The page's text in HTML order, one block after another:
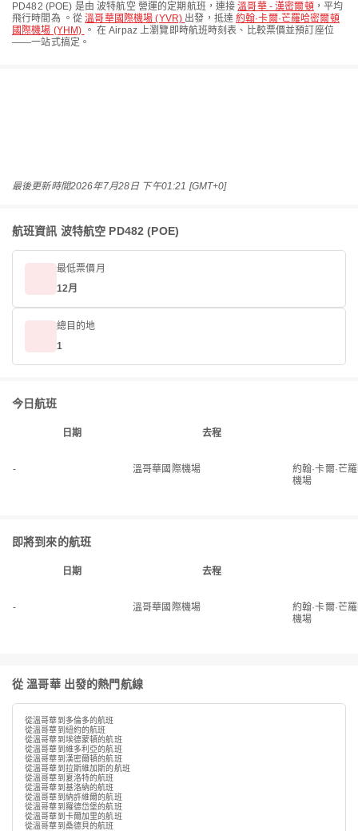
PD482 (POE) 是由波特航空營運的定期航班，連接溫哥華 - 漢密爾頓 ，平均
飛行時間為 。從溫哥華國際機場 (YVR) 出發，抵達約翰·卡爾·芒羅哈密爾頓
國際機場 (YHM) 。 在 Airpaz 上瀏覽即時航班時刻表、比較票價並預訂座位
——一站式搞定。
最後更新時間2026年7月28日 下午01:21 [GMT+0]
航班資訊 波特航空 PD482 (POE)
最低票價月
12月
總目的地
1
今日航班
日期 去程
- 溫哥華國際機場
約翰·卡爾·芒
機場
即將到來的航班
日期 去程
- 溫哥華國際機場
約翰·卡爾·芒
機場
從 溫哥華 出發的熱門航線
從溫哥華到多倫多的航班
從溫哥華到紐約的航班
從溫哥華到埃德蒙頓的航班
從溫哥華到維多利亞的航班
從溫哥華到漢密爾頓的航班
從溫哥華到拉斯維加斯的航班
從溫哥華到夏洛特的航班
從溫哥華到基洛納的航班
從溫哥華到納許維爾的航班
從溫哥華到羅德岱堡的航班
從溫哥華到卡爾加里的航班
從溫哥華到桑德貝的航班